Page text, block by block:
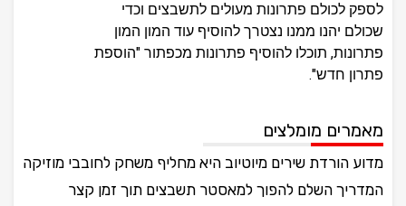
לספק לכולם פתרונות מעולים לתשבצים וכדי
שכולם יהנו ממנו נצטרך להוסיף עוד המון המון
פתרונות, תוכלו להוסיף פתרונות מכפתור "הוספת
פתרון חדש".
מאמרים מומלצים
מדוע הורדת שירים מיוטיוב היא מחליף משחק לחובבי מוזיקה
המדריך השלם להפוך למאסטר תשבצים תוך זמן קצר